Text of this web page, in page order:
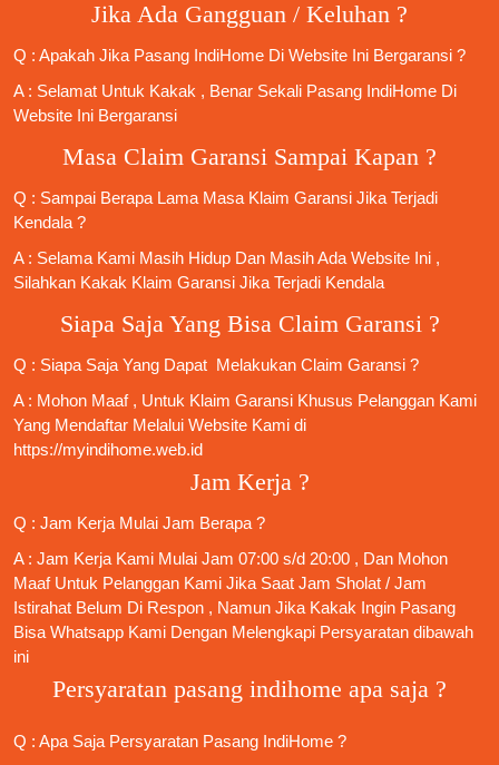
Jika Ada Gangguan / Keluhan ?
Q : Apakah Jika Pasang IndiHome Di Website Ini Bergaransi ?
A : Selamat Untuk Kakak , Benar Sekali Pasang IndiHome Di
Website Ini Bergaransi
Masa Claim Garansi Sampai Kapan ?
Q : Sampai Berapa Lama Masa Klaim Garansi Jika Terjadi
Kendala ?
A : Selama Kami Masih Hidup Dan Masih Ada Website Ini ,
Silahkan Kakak Klaim Garansi Jika Terjadi Kendala
Siapa Saja Yang Bisa Claim Garansi ?
Q : Siapa Saja Yang Dapat Melakukan Claim Garansi ?
A : Mohon Maaf , Untuk Klaim Garansi Khusus Pelanggan Kami
Yang Mendaftar Melalui Website Kami di
https://myindihome.web.id
Jam Kerja ?
Q : Jam Kerja Mulai Jam Berapa ?
A : Jam Kerja Kami Mulai Jam 07:00 s/d 20:00 , Dan Mohon
Maaf Untuk Pelanggan Kami Jika Saat Jam Sholat / Jam
Istirahat Belum Di Respon , Namun Jika Kakak Ingin Pasang
Bisa Whatsapp Kami Dengan Melengkapi Persyaratan dibawah
ini
Persyaratan pasang indihome apa saja ?
Q : Apa Saja Persyaratan Pasang IndiHome ?